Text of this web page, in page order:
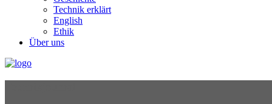
Technik erklärt
English
Ethik
Über uns